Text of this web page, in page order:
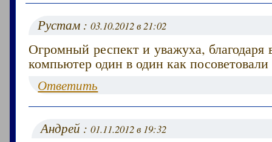
Рустам :03.10.2012 в 21:02
Огромный респект и уважуха, благодаря
компьютер один в один как
Ответить
Андрей :01.11.2012 в 19:32